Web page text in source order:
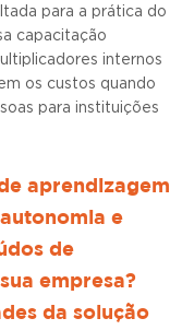
para a prática do
capacitação
internos
os custos quando
para instituições
aprendizagem
e
de
empresa?
da solução